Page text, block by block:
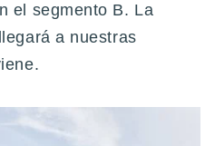
el segmento B. La
a nuestras